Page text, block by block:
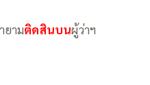
ยามติดสินบนผู้ว่าฯ